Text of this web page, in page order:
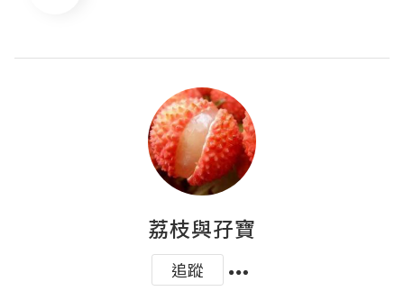
荔枝與孖寶
追蹤